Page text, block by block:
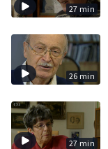
27 min
26 min
27 min